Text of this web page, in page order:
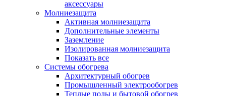
аксессуары
Молниезащита
Активная молниезащита
Дополнительные элементы
Заземление
Изолированная молниезащита
Показать все
Системы обогрева
Архитектурный обогрев
Промышленный электрообогрев
Теплые полы и бытовой обогрев